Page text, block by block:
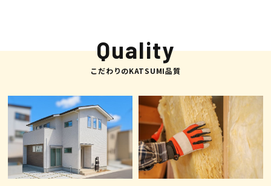
土地の上手な探し方
家づくりの資金計画
設計・施工品質管理
Quality
こだわりのKATSUMI品質